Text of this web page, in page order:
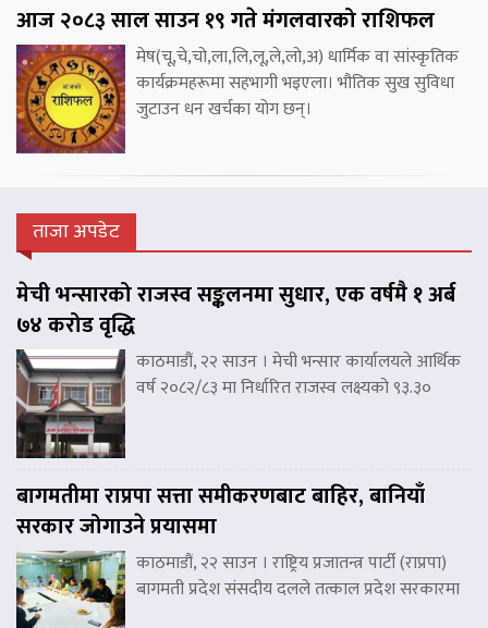
आज २०८३ साल साउन १९ गते मंगलवारको राशिफल
मेष(चू,चे,चो,ला,लि,लू,ले,लो,अ) धार्मिक वा सांस्कृतिक
कार्यक्रमहरूमा सहभागी भइएला। भौतिक सुख सुविधा
जुटाउन धन खर्चका योग छन्।
ताजा अपडेट
मेची भन्सारको राजस्व सङ्कलनमा सुधार, एक वर्षमै १ अर्ब
७४ करोड वृद्धि
काठमाडौं, २२ साउन । मेची भन्सार कार्यालयले आर्थिक
वर्ष २०८२/८३ मा निर्धारित राजस्व लक्ष्यको ९३.३०
बागमतीमा राप्रपा सत्ता समीकरणबाट बाहिर, बानियाँ
सरकार जोगाउने प्रयासमा
काठमाडौं, २२ साउन । राष्ट्रिय प्रजातन्त्र पार्टी (राप्रपा)
बागमती प्रदेश संसदीय दलले तत्काल प्रदेश सरकारमा